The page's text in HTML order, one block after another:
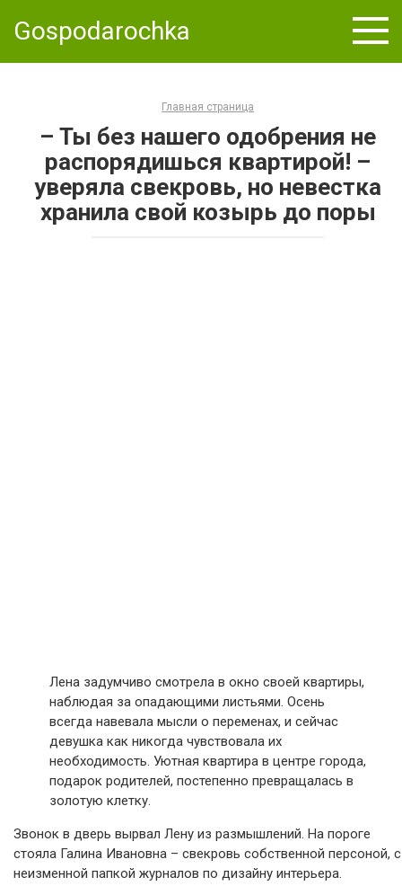
Gospodarochka
Главная страница
– Ты без нашего одобрения не
распорядишься квартирой! –
уверяла свекровь, но невестка
хранила свой козырь до поры
Лена задумчиво смотрела в окно своей квартиры,
наблюдая за опадающими листьями. Осень
всегда навевала мысли о переменах, и сейчас
девушка как никогда чувствовала их
необходимость. Уютная квартира в центре города,
подарок родителей, постепенно превращалась в
золотую клетку.
Звонок в дверь вырвал Лену из размышлений. На пороге
стояла Галина Ивановна – свекровь собственной персоной, с
неизменной папкой журналов по дизайну интерьера.